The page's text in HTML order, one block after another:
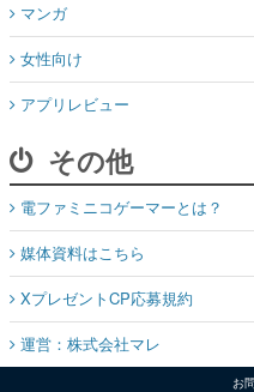
マンガ
女性向け
アプリレビュー
その他
電ファミニコゲーマーとは？
媒体資料はこちら
XプレゼントCP応募規約
運営：株式会社マレ
お